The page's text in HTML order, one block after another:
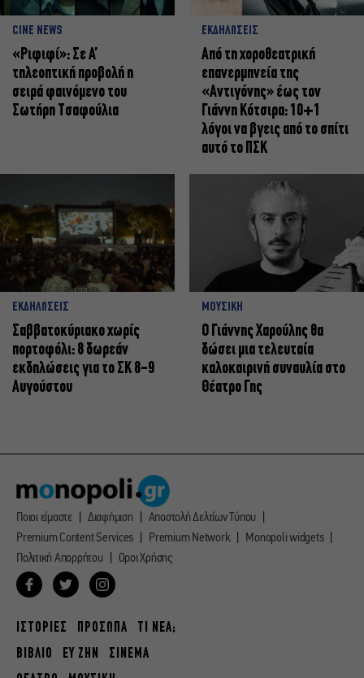
CINE NEWS
«Ριφιφί»: Σε Α’
τηλεοπτική προβολή η
σειρά φαινόμενο του
Σωτήρη Τσαφούλια
ΕΚΔΗΛΩΣΕΙΣ
Από τη χοροθεατρική
επανερμηνεία της
«Αντιγόνης» έως τον
Γιάννη Κότσιρα: 10+1
λόγοι να βγεις από το σπίτι
αυτό το ΠΣΚ
ΕΚΔΗΛΩΣΕΙΣ
Σαββατοκύριακο χωρίς
πορτοφόλι: 8 δωρεάν
εκδηλώσεις για το ΣΚ 8-9
Αυγούστου
ΜΟΥΣΙΚΗ
Ο Γιάννης Χαρούλης θα
δώσει μια τελευταία
καλοκαιρινή συναυλία στο
Θέατρο Γης
Ποιοι είμαστε Διαφήμιση
Αποστολή Δελτίων Τύπου
Premium Content Services
Premium Network
Monopoli widgets
Πολιτική Απορρήτου
Οροι Χρήσης
ΙΣΤΟΡΙΕΣ ΠΡΟΣΩΠΑ
ΤΙ ΝΕΑ;
ΒΙΒΛΙΟ
ΕΥ ΖΗΝ
ΣΙΝΕΜΑ